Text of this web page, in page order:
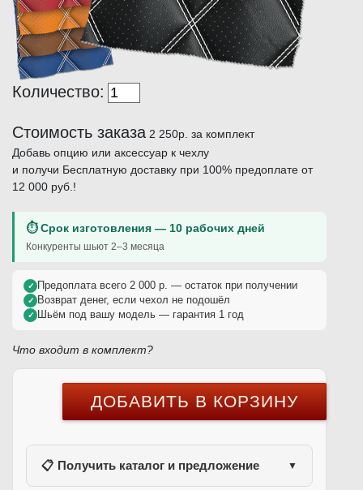
Количество:
Стоимость заказа 2 250р. за комплект
Добавь опцию или аксессуар к чехлу
и получи Бесплатную доставку при 100% предоплате от
12 000 руб.!
⏱ Срок изготовления — 10 рабочих дней
Конкуренты шьют 2–3 месяца
✓ Предоплата всего 2 000 р. — остаток при получении
✓ Возврат денег, если чехол не подошёл
✓ Шьём под вашу модель — гарантия 1 год
Что входит в комплект?
📋 Получить каталог и предложение ▼